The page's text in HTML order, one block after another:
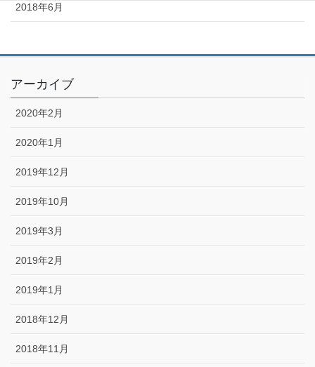
2018年6月
アーカイブ
2020年2月
2020年1月
2019年12月
2019年10月
2019年3月
2019年2月
2019年1月
2018年12月
2018年11月